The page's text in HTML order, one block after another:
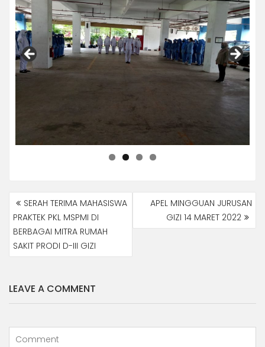
NAVIGASI
POSSERAH TERIMA MAHASISWA
PRAKTEK PKL MSPMI DI
BERBAGAI MITRA RUMAH
SAKIT PRODI D-III GIZI
APEL MINGGUAN JURUSAN
GIZI 14 MARET 2022
LEAVE A COMMENT